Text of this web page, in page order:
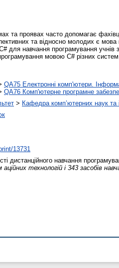
та проявах часто допомагає
та відносно молодих є
для навчання програмування учнів
мовою С# різних систем
QA75 Електронні комп'ютери.
QA76 Комп'ютерне програмне
> Кафедра комп’ютерних наук та
13731
дистанційного навчання
технологій і 343 засобів